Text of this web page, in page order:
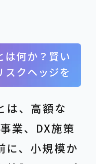
は何か？賢い
スクヘッジを
は、高額な
業、DX施策
に、小規模か